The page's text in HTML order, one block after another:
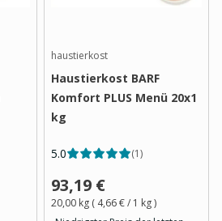
haustierkost
Haustierkost BARF
Komfort PLUS Menü 20x1
kg
5.0 (1)
93,19 €
20,00 kg ( 4,66 €/ 1 kg)